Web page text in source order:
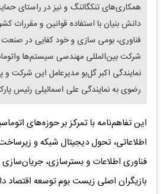
همکاری‌های تنکگاتنگ و نیز در راستای
دانش بنیان با استفاده قوانین و مقررات
فناوری، بومی سازی و خود کفایی در
شرکت بین‌المللی مهندسی سیستم‌ها
نمایندگی اکبر گل‌بو مدیرعامل این شرکت و
رضوی به نمایندگی علی اسمائیلی رئیس
این تفاهم‌نامه با تمرکز بر حوزه‌های
اطلاعاتی، تحول دیجیتال شبکه و
فناوری اطلاعات و بسترسازی،
بازیگران اصلی زیست بوم توسعه اقتصاد